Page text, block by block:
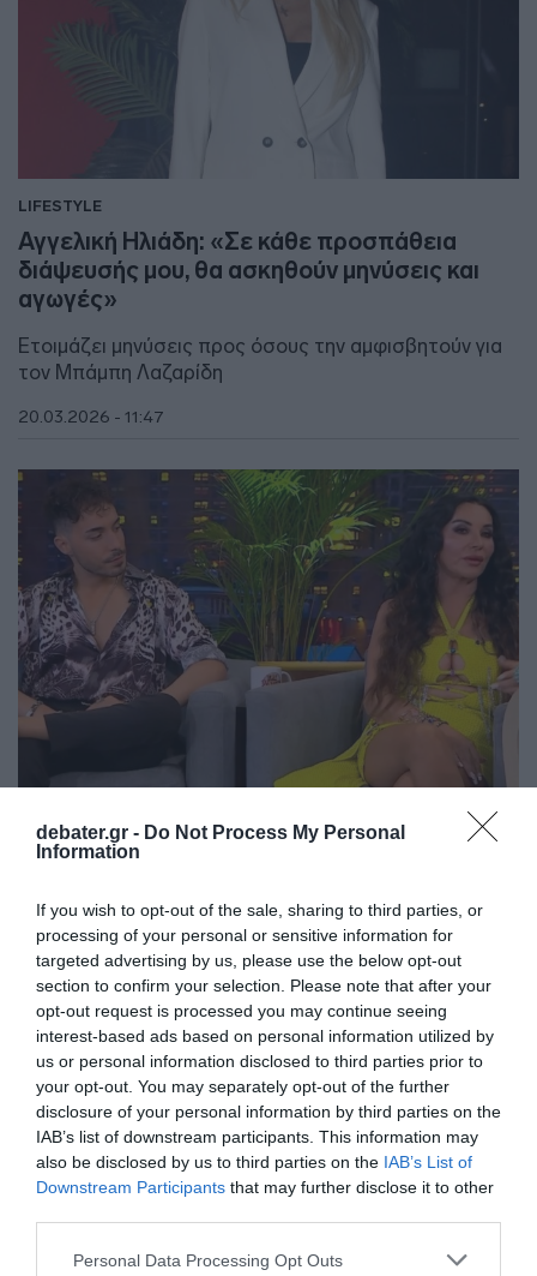
debater.gr - Do Not Process My Personal
Information
If you wish to opt-out of the sale, sharing to third parties, or
processing of your personal or sensitive information for
targeted advertising by us, please use the below opt-out
section to confirm your selection. Please note that after your
opt-out request is processed you may continue seeing
interest-based ads based on personal information utilized by
us or personal information disclosed to third parties prior to
your opt-out. You may separately opt-out of the further
disclosure of your personal information by third parties on the
IAB’s list of downstream participants. This information may
also be disclosed by us to third parties on the IAB’s List of
Downstream Participants that may further disclose it to other
Please note that this website/app uses one or more Google
Personal Data Processing Opt Outs
LIFESTYLE
Αγγελική Ηλιάδη: «Σε κάθε προσπάθεια
διάψευσής μου, θα ασκηθούν μηνύσεις και
αγωγές»
Ετοιμάζει μηνύσεις προς όσους την αμφισβητούν για
τον Μπάμπη Λαζαρίδη
20.03.2026 - 11:47
LIFESTYLE
Βασίλης Λαζαρίδης: To ξέσπασμα του γιου
παρακολουθώ τις τελευταίες ώρες» (Βίντεο)
Η αιχμηρή τοποθέτηση
19.03.2026 - 21:06